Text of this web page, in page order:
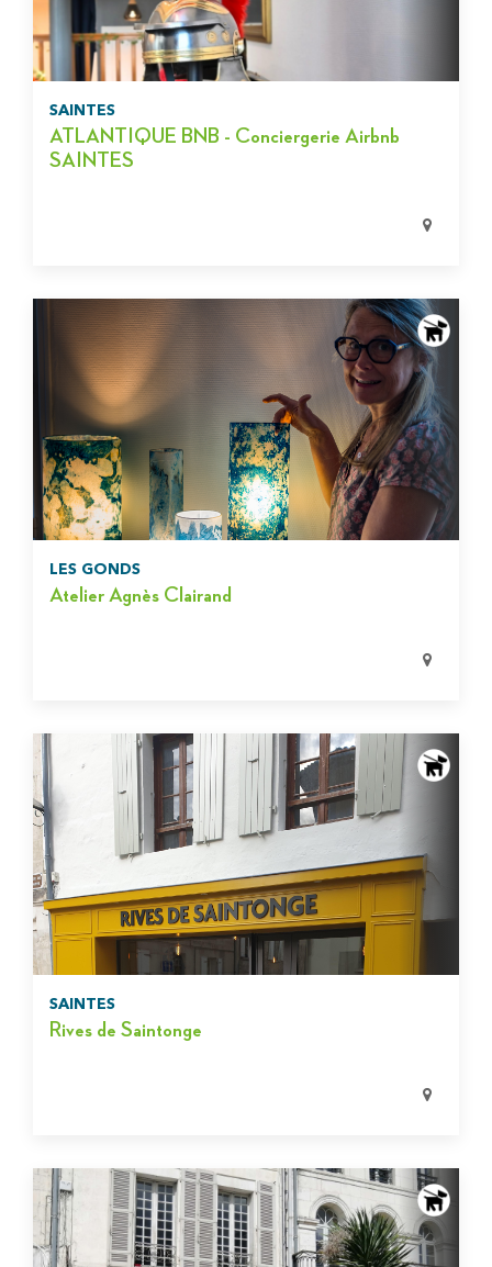
SAINTES
ATLANTIQUE BNB - Conciergerie Airbnb
SAINTES
LES GONDS
Atelier Agnès Clairand
SAINTES
Rives de Saintonge